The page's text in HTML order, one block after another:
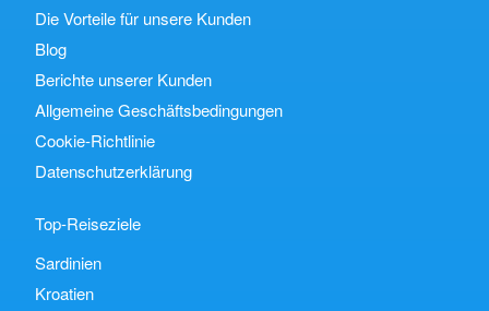
Die Vorteile für unsere Kunden
Blog
Berichte unserer Kunden
Allgemeine Geschäftsbedingungen
Cookie-Richtlinie
Datenschutzerklärung
Top-Reiseziele
Sardinien
Kroatien